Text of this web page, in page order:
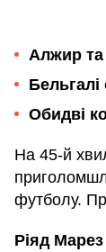
Алжир та
Обидві
На 45-й
футболу.
Ріяд Марез